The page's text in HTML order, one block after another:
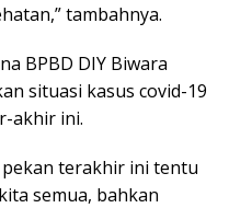
tambahnya.
BPBD DIY Biwara
situasi kasus covid-19
akhir ini.
pekan terakhir ini tentu
semua, bahkan